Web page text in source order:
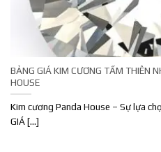
BẢNG GIÁ KIM CƯƠNG TẤM THIÊN
HOUSE
Kim cương Panda House – Sự lựa
GIÁ [...]